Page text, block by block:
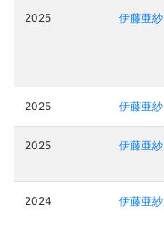
2025 伊藤亜紗
2025 伊藤亜紗
2025 伊藤亜紗
2024 伊藤亜紗